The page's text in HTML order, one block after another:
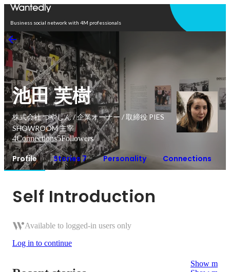
Business social network with 4M professionals
池田 芙樹
株式会社 つやしん / 企業オーナー / 取締役 PIES
SHOWROOM 主宰
4Connections5Followers
Profile Stories 7 Personality Connections
Self Introduction
Available to logged-in users only
Log in to continue
Show more